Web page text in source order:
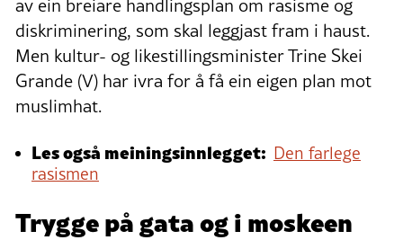
av ein breiare handlingsplan om rasisme og
diskriminering, som skal leggjast fram i haust.
Men kultur- og likestillingsminister Trine Skei
Grande (V) har ivra for å få ein eigen plan mot
muslimhat.
Les også meiningsinnlegget: Den farlege
rasismen
Trygge på gata og i moskeen